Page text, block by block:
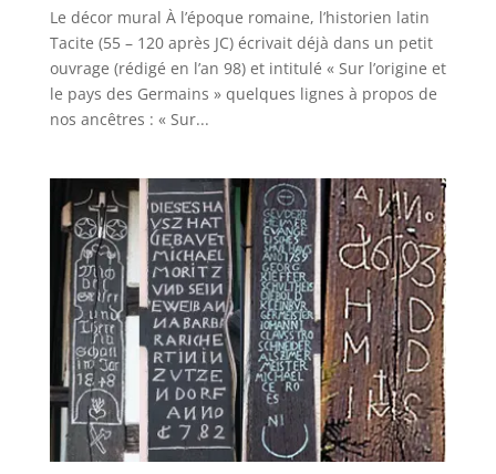
Le décor mural À l’époque romaine, l’historien latin
Tacite (55 – 120 après JC) écrivait déjà dans un petit
ouvrage (rédigé en l’an 98) et intitulé « Sur l’origine et
le pays des Germains » quelques lignes à propos de
nos ancêtres : « Sur...